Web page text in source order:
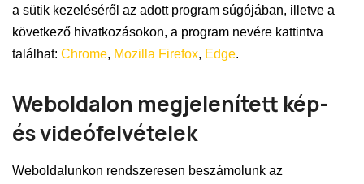
a sütik kezeléséről az adott program súgójában, illetve a
következő hivatkozásokon, a program nevére kattintva
találhat: Chrome, Mozilla Firefox, Edge.
Weboldalon megjelenített kép-
és videófelvételek
Weboldalunkon rendszeresen beszámolunk az